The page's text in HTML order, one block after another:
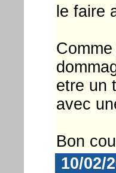
le faire
etre un
avec
Bon
10/02/